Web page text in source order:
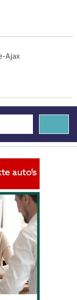
Ajax